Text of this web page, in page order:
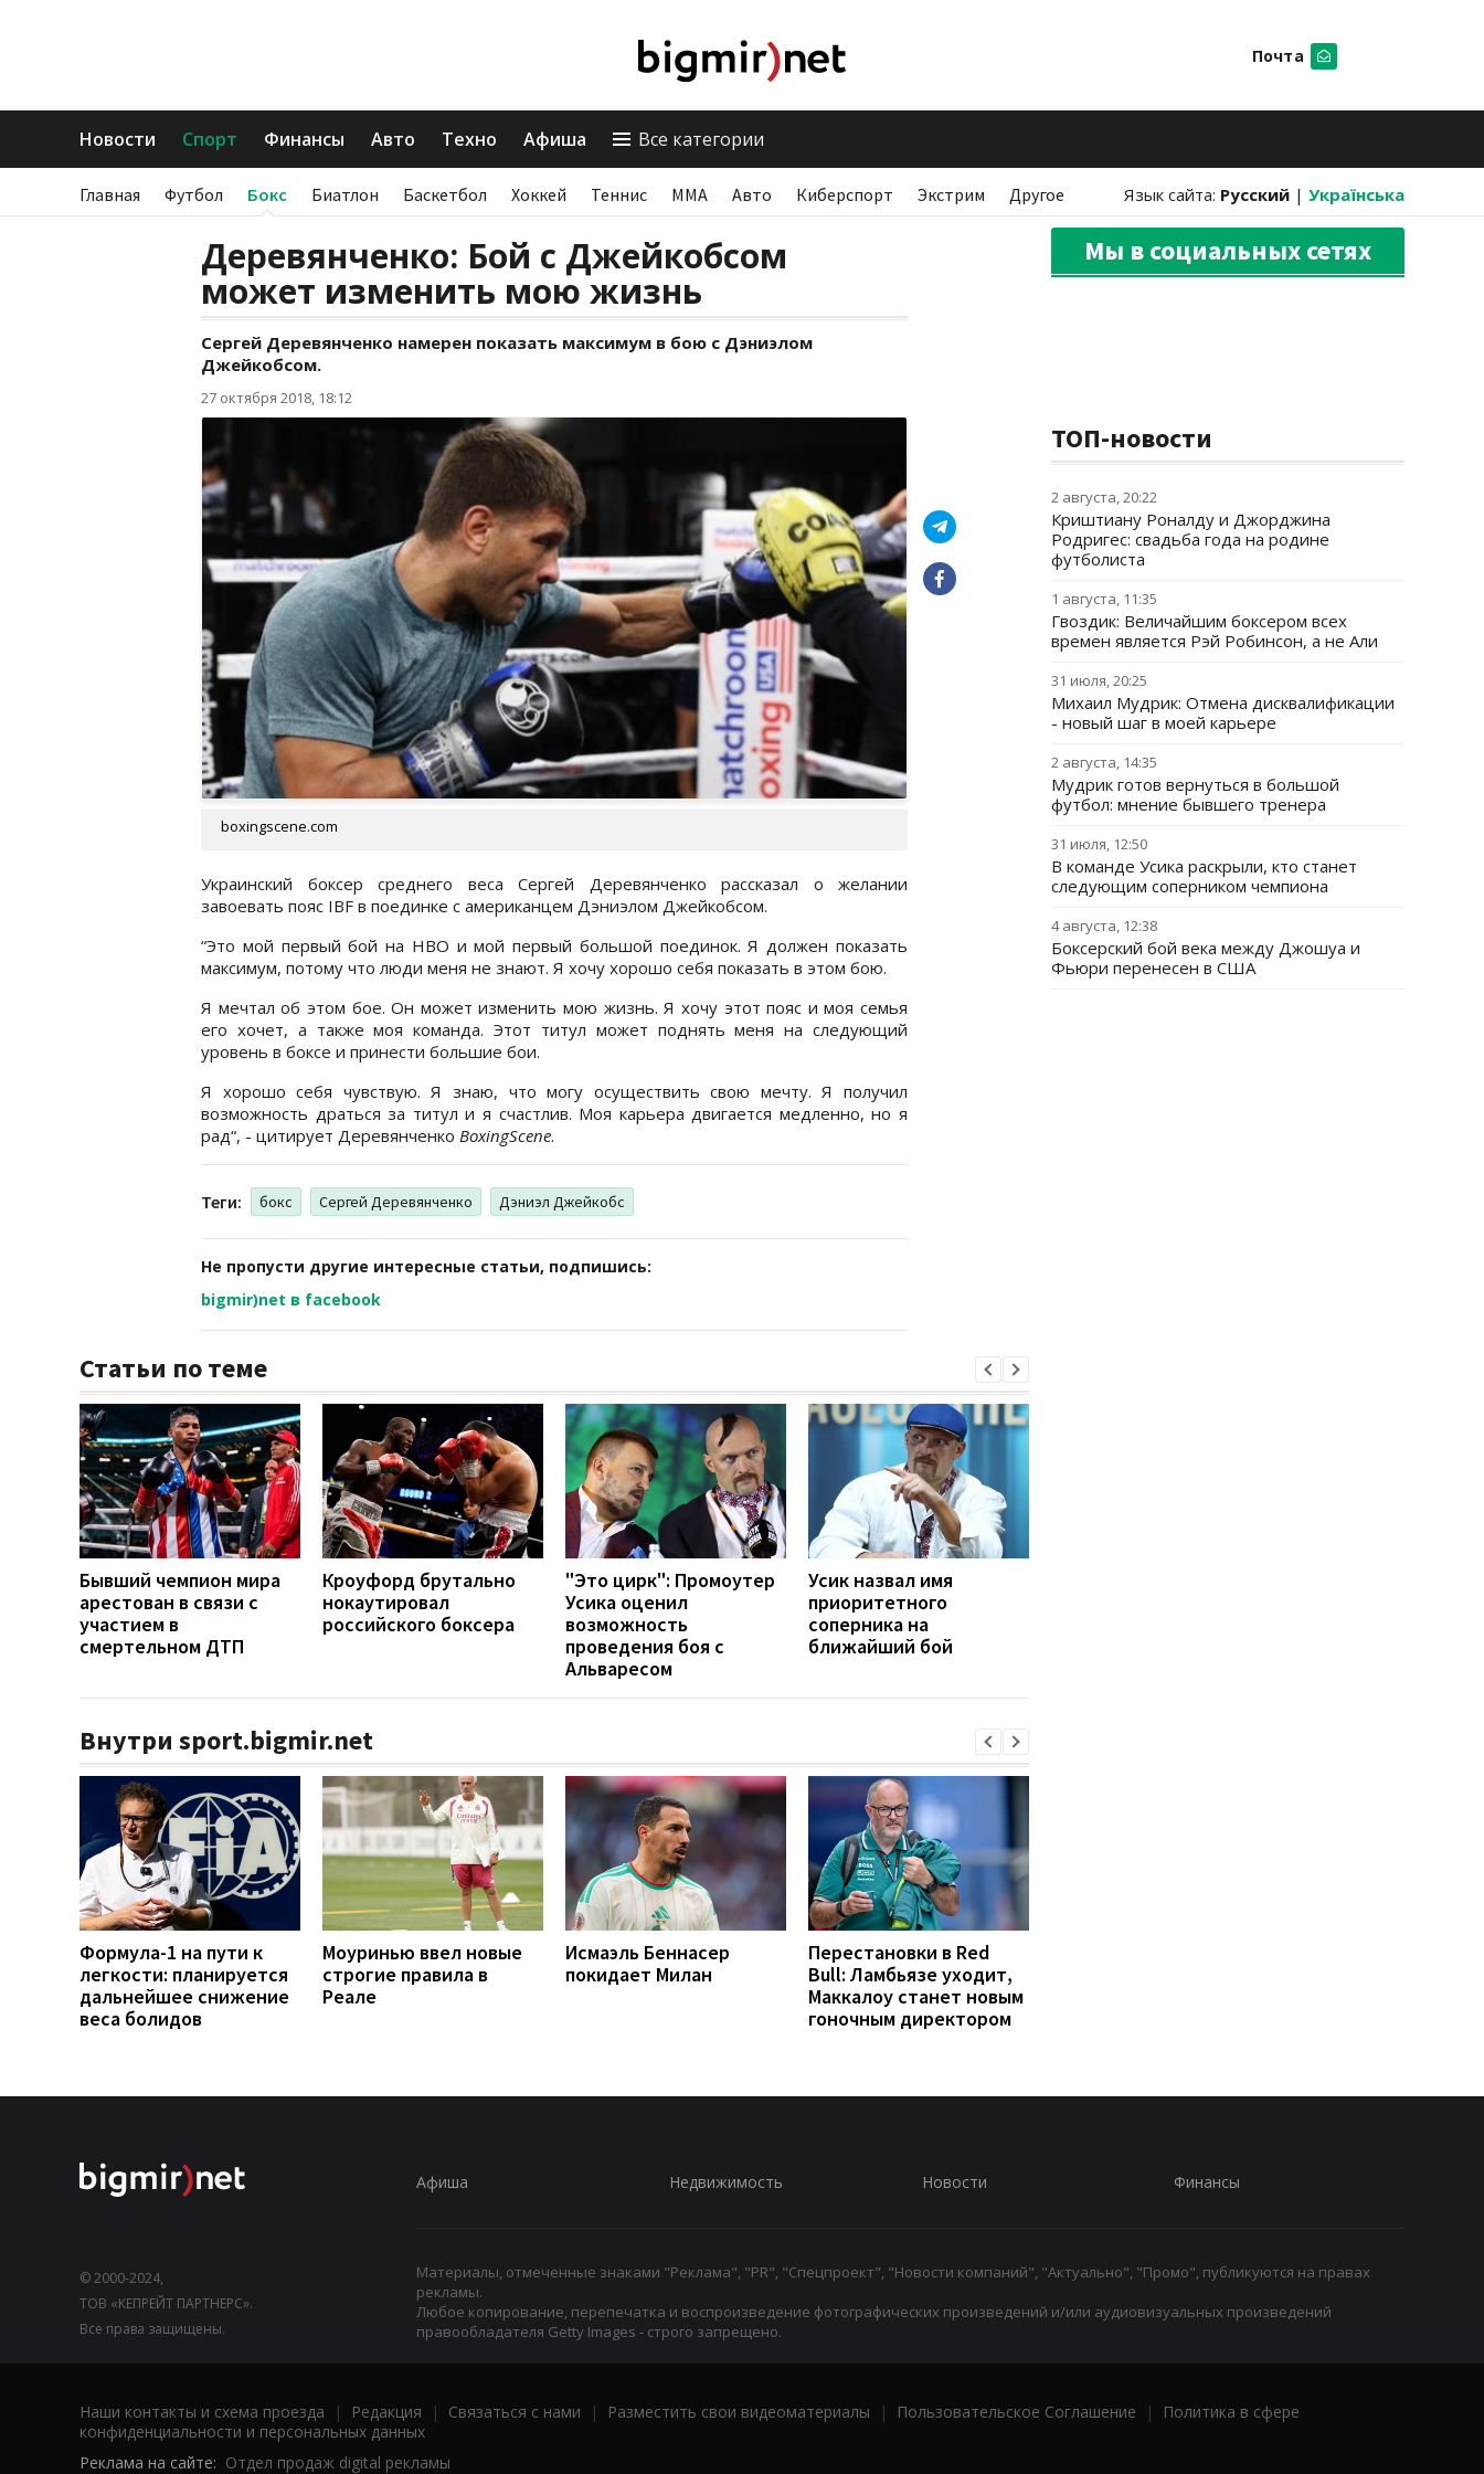
Почта
Новости Спорт Финансы Авто Техно Афиша Все категории
Главная Футбол Бокс Биатлон Баскетбол Хоккей Теннис ММА Авто Киберспорт Экстрим Другое Язык сайта: Русский | Українська
Деревянченко: Бой с Джейкобсом
может изменить мою жизнь
Сергей Деревянченко намерен показать максимум в бою с Дэниэлом
Джейкобсом.
27 октября 2018, 18:12
boxingscene.com
Украинский боксер среднего веса Сергей Деревянченко рассказал о желании
завоевать пояс IBF в поединке с американцем Дэниэлом Джейкобсом.
“Это мой первый бой на НВО и мой первый большой поединок. Я должен показать
максимум, потому что люди меня не знают. Я хочу хорошо себя показать в этом бою.
Я мечтал об этом бое. Он может изменить мою жизнь. Я хочу этот пояс и моя семья
его хочет, а также моя команда. Этот титул может поднять меня на следующий
уровень в боксе и принести большие бои.
Я хорошо себя чувствую. Я знаю, что могу осуществить свою мечту. Я получил
возможность драться за титул и я счастлив. Моя карьера двигается медленно, но я
рад“, - цитирует Деревянченко BoxingScene.
Теги: бокс Сергей Деревянченко Дэниэл Джейкобс
Не пропусти другие интересные статьи, подпишись:
bigmir)net в facebook
Статьи по теме
Бывший чемпион мира
арестован в связи с
участием в
смертельном ДТП
Кроуфорд брутально
нокаутировал
российского боксера
"Это цирк": Промоутер
Усика оценил
возможность
проведения боя с
Альваресом
Усик назвал имя
приоритетного
соперника на
ближайший бой
Внутри sport.bigmir.net
Формула-1 на пути к
легкости: планируется
дальнейшее снижение
веса болидов
Моуринью ввел новые
строгие правила в
Реале
Исмаэль Беннасер
покидает Милан
Перестановки в Red
Bull: Ламбьязе уходит,
Маккалоу станет новым
гоночным директором
Мы в социальных сетях
ТОП-новости
2 августа, 20:22
Криштиану Роналду и Джорджина
Родригес: свадьба года на родине
футболиста
1 августа, 11:35
Гвоздик: Величайшим боксером всех
времен является Рэй Робинсон, а не Али
31 июля, 20:25
Михаил Мудрик: Отмена дисквалификации
- новый шаг в моей карьере
2 августа, 14:35
Мудрик готов вернуться в большой
футбол: мнение бывшего тренера
31 июля, 12:50
В команде Усика раскрыли, кто станет
следующим соперником чемпиона
4 августа, 12:38
Боксерский бой века между Джошуа и
Фьюри перенесен в США
© 2000-2024,
ТОВ «КЕПРЕЙТ ПАРТНЕРС».
Все права защищены.
Афиша Недвижимость Новости Финансы
Материалы, отмеченные знаками "Реклама", "PR", "Спецпроект", "Новости компаний", "Актуально", "Промо", публикуются на правах
рекламы.
Любое копирование, перепечатка и воспроизведение фотографических произведений и/или аудиовизуальных произведений
правообладателя Getty Images - строго запрещено.
Наши контакты и схема проезда | Редакция | Связаться с нами | Разместить свои видеоматериалы | Пользовательское Соглашение |
Политика в сфере
конфиденциальности и персональных данных
Реклама на сайте: Отдел продаж digital рекламы